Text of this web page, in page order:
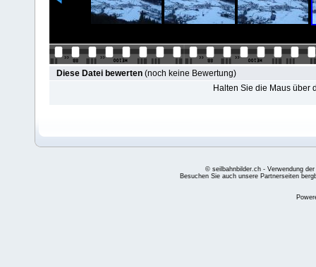
Diese Datei bewerten (noch keine Bewertung)
Halten Sie die Maus über
© seilbahnbilder.ch - Verwendung
Besuchen Sie auch unsere Partnerseiten